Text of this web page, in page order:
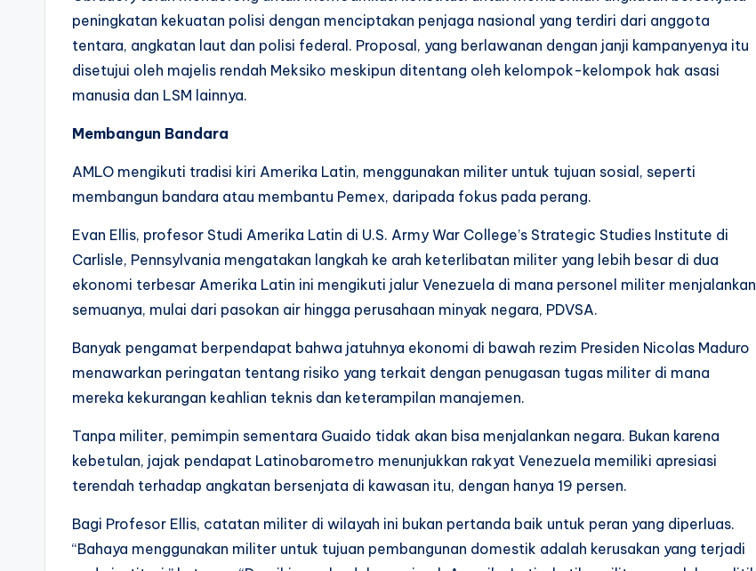
peningkatan kekuatan polisi dengan menciptakan penjaga nasional yang terdiri dari anggota
tentara, angkatan laut dan polisi federal. Proposal, yang berlawanan dengan janji kampanyenya itu
disetujui oleh majelis rendah Meksiko meskipun ditentang oleh kelompok-kelompok hak asasi
manusia dan LSM lainnya.
Membangun Bandara
AMLO mengikuti tradisi kiri Amerika Latin, menggunakan militer untuk tujuan sosial, seperti
membangun bandara atau membantu Pemex, daripada fokus pada perang.
Evan Ellis, profesor Studi Amerika Latin di U.S. Army War College’s Strategic Studies Institute di
Carlisle, Pennsylvania mengatakan langkah ke arah keterlibatan militer yang lebih besar di dua
ekonomi terbesar Amerika Latin ini mengikuti jalur Venezuela di mana personel militer menjalankan
semuanya, mulai dari pasokan air hingga perusahaan minyak negara, PDVSA.
Banyak pengamat berpendapat bahwa jatuhnya ekonomi di bawah rezim Presiden Nicolas Maduro
menawarkan peringatan tentang risiko yang terkait dengan penugasan tugas militer di mana
mereka kekurangan keahlian teknis dan keterampilan manajemen.
Tanpa militer, pemimpin sementara Guaido tidak akan bisa menjalankan negara. Bukan karena
kebetulan, jajak pendapat Latinobarometro menunjukkan rakyat Venezuela memiliki apresiasi
terendah terhadap angkatan bersenjata di kawasan itu, dengan hanya 19 persen.
Bagi Profesor Ellis, catatan militer di wilayah ini bukan pertanda baik untuk peran yang diperluas.
“Bahaya menggunakan militer untuk tujuan pembangunan domestik adalah kerusakan yang terjadi